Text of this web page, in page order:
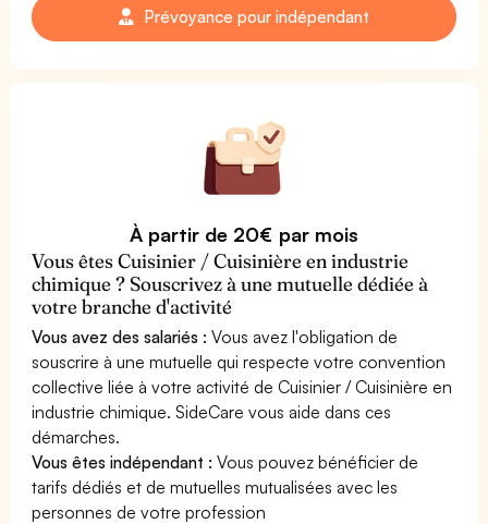
Prévoyance pour indépendant
À partir de 20€ par mois
Vous êtes Cuisinier / Cuisinière en industrie
chimique ? Souscrivez à une mutuelle dédiée à
votre branche d'activité
Vous avez des salariés : Vous avez l'obligation de
souscrire à une mutuelle qui respecte votre convention
collective liée à votre activité de Cuisinier / Cuisinière en
industrie chimique. SideCare vous aide dans ces
démarches.
Vous êtes indépendant : Vous pouvez bénéficier de
tarifs dédiés et de mutuelles mutualisées avec les
personnes de votre profession